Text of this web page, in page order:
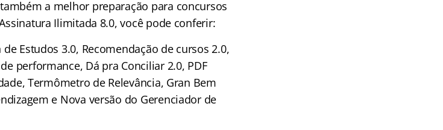
a melhor preparação para concursos
Ilimitada 8.0, você pode conferir:
Estudos 3.0, Recomendação de cursos 2.0,
performance, Dá pra Conciliar 2.0, PDF
Termômetro de Relevância, Gran Bem
e Nova versão do Gerenciador de